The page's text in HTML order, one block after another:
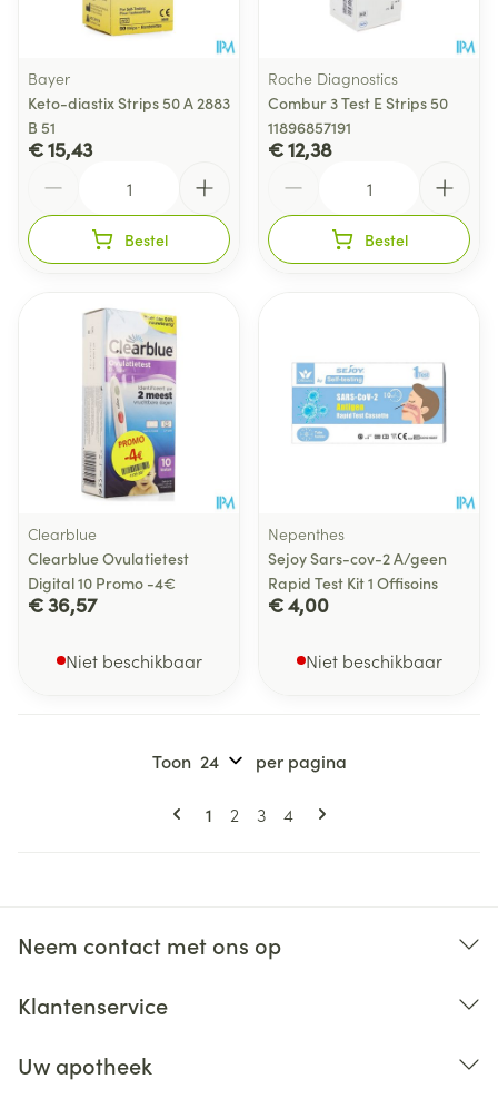
Bayer
Keto-diastix Strips 50 A 2883
B 51
€ 15,43
Bestel
Roche Diagnostics
Combur 3 Test E Strips 50
11896857191
€ 12,38
Bestel
Clearblue
Clearblue Ovulatietest
Digital 10 Promo -4€
€ 36,57
Niet beschikbaar
Nepenthes
Sejoy Sars-cov-2 A/geen
Rapid Test Kit 1 Offisoins
€ 4,00
Niet beschikbaar
Pagina's
U lees momenteel pagina
1 Pagina
2 Pagina
3 Pagina
4
Toon per pagina
Neem contact met ons op
Klantenservice
Uw apotheek